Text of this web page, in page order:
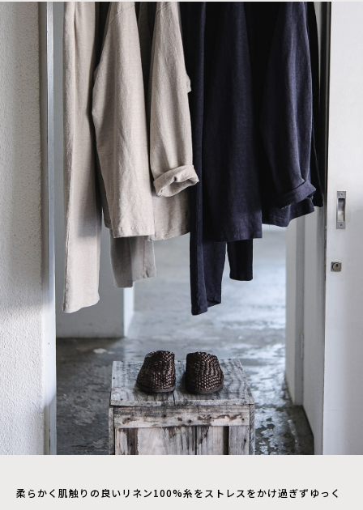
柔らかく肌触りの良いリネン100%糸をストレスをかけ過ぎずゆっく